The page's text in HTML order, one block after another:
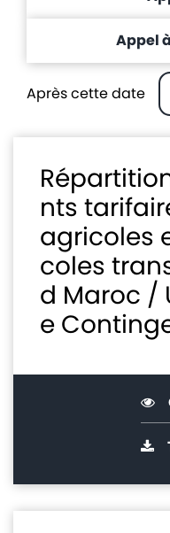
Avis
annonces
Appel
Après cette date
nts
agricoles
coles
d Maroc /
e